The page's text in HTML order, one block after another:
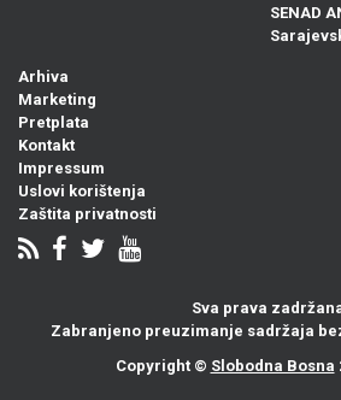
SENAD
Arhiva
Marketing
Pretplata
Kontakt
Impressum
Uslovi korištenja
Zaštita privatnosti
Sva prava
Zabranjeno preuzimanje sadržaja
Copyright © Slobodna Bosna